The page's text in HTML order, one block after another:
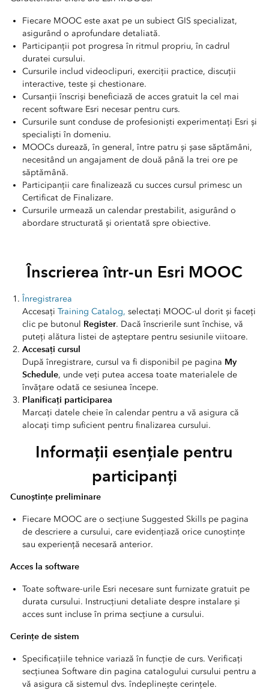
Fiecare MOOC este axat pe un subiect GIS specializat,
asigurând o aprofundare detaliată.
Participanții pot progresa în ritmul propriu, în cadrul
duratei cursului.
Cursurile includ videoclipuri, exerciții practice, discuții
interactive, teste și chestionare.
Cursanții înscriși beneficiază de acces gratuit la cel mai
recent software Esri necesar pentru curs.
Cursurile sunt conduse de profesioniști experimentați Esri și
specialiști în domeniu.
MOOCs durează, în general, între patru și șase săptămâni,
necesitând un angajament de două până la trei ore pe
săptămână.
Participanții care finalizează cu succes cursul primesc un
Certificat de Finalizare.
Cursurile urmează un calendar prestabilit, asigurând o
abordare structurată și orientată spre obiective.
Condițiile specifice în care
Înscrierea într-un Esri MOOC
Înregistrarea
Accesați Training Catalog, selectați MOOC-ul dorit și faceți
clic pe butonul Register. Dacă înscrierile sunt închise, vă
puteți alătura listei de așteptare pentru sesiunile viitoare.
Accesați cursul
După înregistrare, cursul va fi disponibil pe pagina My
Schedule, unde veți putea accesa toate materialele de
învățare odată ce sesiunea începe.
Planificați participarea
Marcați datele cheie în calendar pentru a vă asigura că
alocați timp suficient pentru finalizarea cursului.
Informații esențiale pentru
participanți
Cunoștințe preliminare
Fiecare MOOC are o secțiune Suggested Skills pe pagina
de descriere a cursului, care evidențiază orice cunoștințe
sau experiență necesară anterior.
Acces la software
Toate software-urile Esri necesare sunt furnizate gratuit pe
durata cursului. Instrucțiuni detaliate despre instalare și
acces sunt incluse în prima secțiune a cursului.
Cerințe de sistem
Specificațiile tehnice variază în funcție de curs. Verificați
secțiunea Software din pagina catalogului cursului pentru a
vă asigura că sistemul dvs. îndeplinește cerințele.